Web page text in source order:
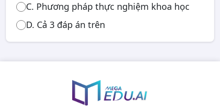
C. Phương pháp thực nghiệm khoa học
D. Cả 3 đáp án trên